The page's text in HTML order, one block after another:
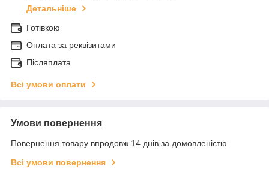
Детальніше
Готівкою
Оплата за реквізитами
Післяплата
Всі умови оплати
Умови повернення
Повернення товару впродовж 14 днів за домовленістю
Всі умови повернення